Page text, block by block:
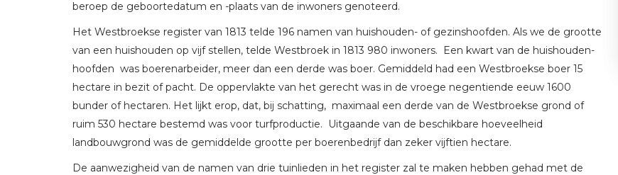
beroep de geboortedatum en -plaats van de inwoners genoteerd.
Het Westbroekse register van 1813 telde 196 namen van huishouden- of gezinshoofden. Als we de grootte
van een huishouden op vijf stellen, telde Westbroek in 1813 980 inwoners. Een kwart van de huishouden-
hoofden was boerenarbeider, meer dan een derde was boer. Gemiddeld had een Westbroekse boer 15
hectare in bezit of pacht. De oppervlakte van het gerecht was in de vroege negentiende eeuw 1600
bunder of hectaren. Het lijkt erop, dat, bij schatting, maximaal een derde van de Westbroekse grond of
ruim 530 hectare bestemd was voor turfproductie. Uitgaande van de beschikbare hoeveelheid
landbouwgrond was de gemiddelde grootte per boerenbedrijf dan zeker vijftien hectare.
De aanwezigheid van de namen van drie tuinlieden in het register zal te maken hebben gehad met de